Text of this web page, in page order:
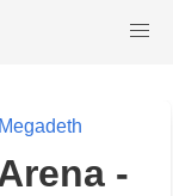
Megadeth
-